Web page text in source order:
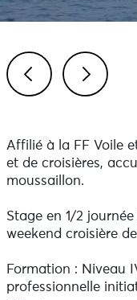
Affilié à la FF Voile
et de croisières,
moussaillon.
Stage en 1/2
weekend croisière
Formation : Niveau
professionnelle